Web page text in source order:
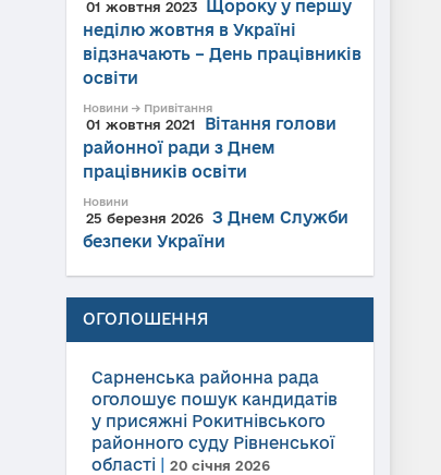
01 жовтня 2023
Щороку у першу
неділю жовтня в Україні
відзначають – День працівників
освіти
Новини → Привітання
01 жовтня 2021
Вітання голови
районної ради з Днем
працівників освіти
Новини
25 березня 2026
З Днем Служби
безпеки України
ОГОЛОШЕННЯ
Сарненська районна рада
оголошує пошук кандидатів
у присяжні Рокитнівського
районного суду Рівненської
області| 20 січня 2026